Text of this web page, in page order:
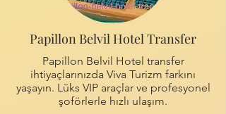
Papillon Belvil Hotel Transfer
Papillon Belvil Hotel transfer
ihtiyaçlarınızda Viva Turizm farkını
yaşayın. Lüks VIP araçlar ve profesyonel
şoförlerle hızlı ulaşım.